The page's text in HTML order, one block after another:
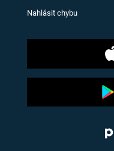
Nahlásit chybu